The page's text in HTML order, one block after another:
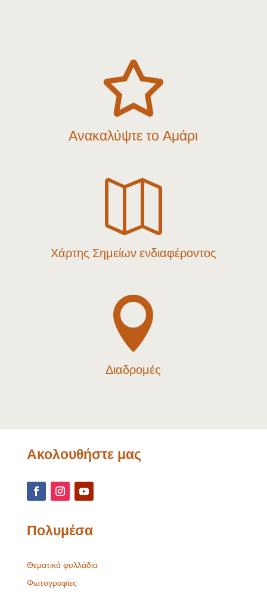

Ανακαλύψτε το Αμάρι

Χάρτης Σημείων ενδιαφέροντος

Διαδρομές
Ακολουθήστε μας
Πολυμέσα
Θεματικά φυλλάδια
Φωτογραφίες